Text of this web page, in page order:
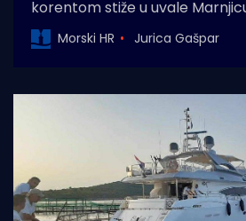
korentom stiže u uvale
Morski HR Jurica Gašpar